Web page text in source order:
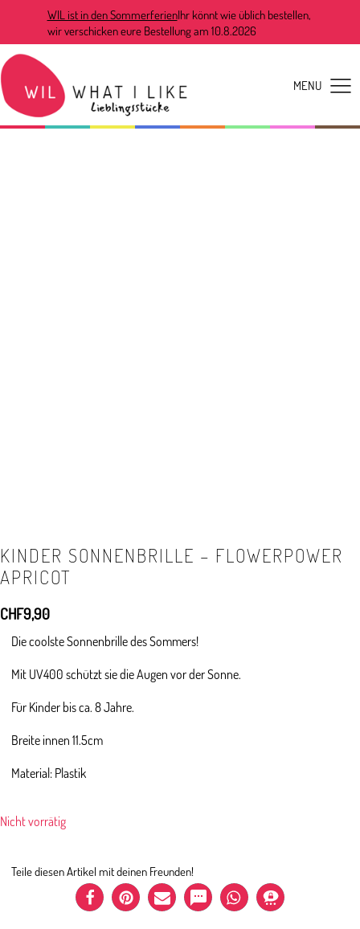
WIL ist in den SommerferienIhr könnt wie üblich bestellen,
wir verschicken eure Bestellung am 10.8.2026
KINDER SONNENBRILLE – FLOWERPOWER
APRICOT
CHF9,90
Die coolste Sonnenbrille des Sommers!
Mit UV400 schützt sie die Augen vor der Sonne.
Für Kinder bis ca. 8 Jahre.
Breite innen 11.5cm
Material: Plastik
Nicht vorrätig
Teile diesen Artikel mit deinen Freunden!